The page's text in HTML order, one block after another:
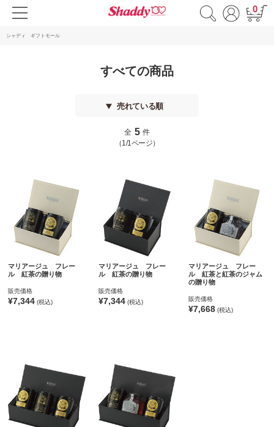
0
シャディ ギフトモール
すべての商品
売れている順
全 5 件
（1/1ページ）
マリアージュ フレー
ル 紅茶の贈り物
販売価格
¥7,344 (税込)
マリアージュ フレー
ル 紅茶の贈り物
販売価格
¥7,344(税込)
マリアージュ フレー
ル 紅茶と紅茶のジャム
の贈り物
販売価格
¥7,668 (税込)